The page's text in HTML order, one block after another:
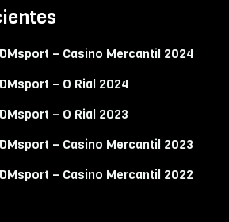
– Casino Mercantil 2024
– O Rial 2024
– O Rial 2023
– Casino Mercantil 2023
– Casino Mercantil 2022